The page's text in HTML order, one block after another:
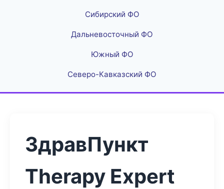
Сибирский ФО
Дальневосточный ФО
Южный ФО
Северо-Кавказский ФО
ЗдравПункт
Therapy Expert